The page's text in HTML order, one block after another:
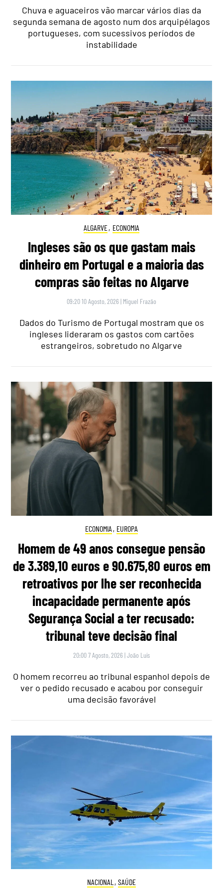
Chuva e aguaceiros vão marcar vários dias da
segunda semana de agosto num dos arquipélagos
portugueses, com sucessivos períodos de
instabilidade
ALGARVE, ECONOMIA
Ingleses são os que gastam mais
dinheiro em Portugal e a maioria das
compras são feitas no Algarve
09:20 10 Agosto, 2026 | Miguel Frazão
Dados do Turismo de Portugal mostram que os
ingleses lideraram os gastos com cartões
estrangeiros, sobretudo no Algarve
ECONOMIA , EUROPA
Homem de 49 anos consegue pensão
de 3.389,10 euros e 90.675,80 euros em
retroativos por lhe ser reconhecida
incapacidade permanente após
Segurança Social a ter recusado:
tribunal teve decisão final
20:00 7 Agosto, 2026 |João Luís
O homem recorreu ao tribunal espanhol depois de
ver o pedido recusado e acabou por conseguir
uma decisão favorável
NACIONAL , SAÚDE